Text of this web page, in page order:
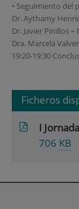
• Seguimiento del
Dr. Aythamy
Dr. Javier Pinillos –
Dra. Marcela
19:20-19:30
Ficheros
I
706 KB